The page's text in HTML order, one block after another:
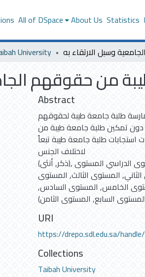
All of DSpace About Us Statistics
University
من حقوقهم
Abstract
طلبة جامعة طيبة لحقوقهم
دون تمكين طلبة جامعة طيبة من
طلبة جامعة طيبة تبعاً
لاختلاف الجنس
(ذكر, أنثى), والتخصص (كلية علمية, كلية إنسانية), والمستوى الدراسي المستوى
المستوى الثالث, المستوى
الخامس, المستوى السادس,
URI
https://drepo.sdl.edu.sa/
Collections
Taibah University